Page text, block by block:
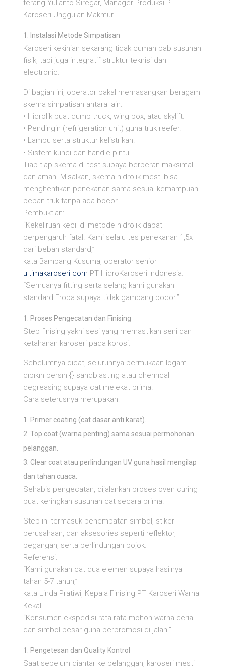
terang Yulianto Siregar, Manager Produksi PT
Karoseri Unggulan Makmur.
Instalasi Metode Simpatisan
Karoseri kekinian sekarang tidak cuman bab susunan
fisik, tapi juga integratif struktur teknisi dan
electronic.
Di bagian ini, operator bakal memasangkan beragam
skema simpatisan antara lain:
• Hidrolik buat dump truck, wing box, atau skylift.
• Pendingin (refrigeration unit) guna truk reefer.
• Lampu serta struktur kelistrikan.
• Sistem kunci dan handle pintu.
Tiap-tiap skema di-test supaya berperan maksimal
dan aman. Misalkan, skema hidrolik mesti bisa
menghentikan penekanan sama sesuai kemampuan
beban truk tanpa ada bocor.
Pembuktian:
“Kekeliruan kecil di metode hidrolik dapat
berpengaruh fatal. Kami selalu tes penekanan 1,5x
dari beban standard,”
kata Bambang Kusuma, operator senior
ultimakaroseri com PT HidroKaroseri Indonesia.
“Semuanya fitting serta selang kami gunakan
standard Eropa supaya tidak gampang bocor.”
Proses Pengecatan dan Finising
Step finising yakni sesi yang memastikan seni dan
ketahanan karoseri pada korosi.
Sebelumnya dicat, seluruhnya permukaan logam
dibikin bersih {} sandblasting atau chemical
degreasing supaya cat melekat prima.
Cara seterusnya merupakan:
Primer coating (cat dasar anti karat).
Top coat (warna penting) sama sesuai permohonan
pelanggan.
Clear coat atau perlindungan UV guna hasil mengilap
dan tahan cuaca.
Sehabis pengecatan, dijalankan proses oven curing
buat keringkan susunan cat secara prima.
Step ini termasuk penempatan simbol, stiker
perusahaan, dan aksesories seperti reflektor,
pegangan, serta perlindungan pojok.
Referensi:
“Kami gunakan cat dua elemen supaya hasilnya
tahan 5-7 tahun,”
kata Linda Pratiwi, Kepala Finising PT Karoseri Warna
Kekal.
“Konsumen ekspedisi rata-rata mohon warna ceria
dan simbol besar guna berpromosi di jalan.”
Pengetesan dan Quality Kontrol
Saat sebelum diantar ke pelanggan, karoseri mesti